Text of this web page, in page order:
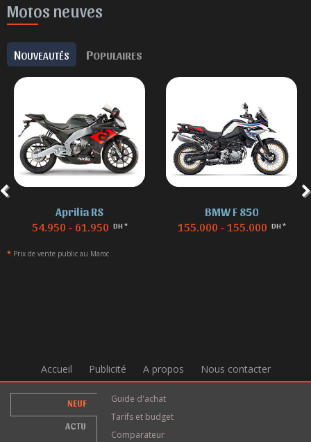
Motos neuves
NOUVEAUTÉS POPULAIRES
Aprilia RS
54.950 - 61.950 DH *
BMW F 850
155.000 - 155.000 DH *
* Prix de vente public au Maroc
Accueil Publicité A propos Nous contacter
NEUF
ACTU
Guide d'achat
Tarifs et budget
Comparateur